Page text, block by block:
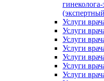
Услуги
Услуги
Услуги
Услуги
Услуги
Услуги
Услуги